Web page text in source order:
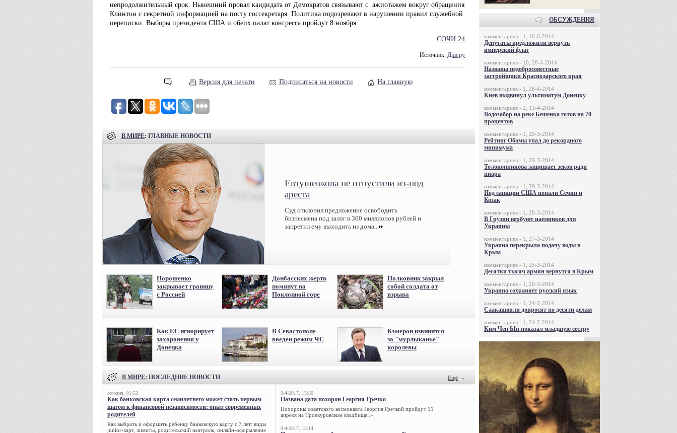
непродолжительный срок. Нынешний провал кандидата от Демократов связывают с ажиотажем вокруг обращения
Клинтон с секретной информацией на посту госсекретаря. Политика подозревают в нарушении правил служебной
переписки. Выборы президента США и обеих палат конгресса пройдут 8 ноября.
СОЧИ 24
Источник: Дни.ру
Версия для печати Подписаться на новости На главную
В МИРЕ: ГЛАВНЫЕ НОВОСТИ
Евтушенкова не отпустили из-под
ареста
Суд отклонил предложение освободить
бизнесмена под залог в 300 миллионов рублей и
запретил ему выходить из дома...
Порошенко
закрывает границу
с Россией
Донбасских жертв
помянут на
Поклонной горе
Полковник закрыл
собой солдата от
взрыва
Как ЕС игнорирует
захоронения у
Донецка
В Севастополе
введен режим ЧС
Кэмерон извинится
за "мурлыканье"
королевы
В МИРЕ: ПОСЛЕДНИЕ НОВОСТИ Ещё →
сегодня, 01:52
Как банковская карта семилетнего может стать первым
шагом к финансовой независимости: опыт современных
родителей
Как выбрать и оформить ребёнку банковскую карту с 7 лет: виды
junior-карт, лимиты, родительский контроль, онлайн-оформление
9-4-2017, 15:30
Названа дата похорон Георгия Гречко
Похороны советского космонавта Георгия Гречкой пройдут 11
апреля на Троекуровском кладбище..»
9-4-2017, 15:14
ОБСУЖДЕНИЯ
комментариев - 1, 16-6-2014
Депутаты предложили вернуть
имперский флаг
комментариев - 10, 28-4-2014
Названы недобросовестные
застройщики Краснодарского края
комментариев - 1, 28-4-2014
Киев выдвинул ультиматум Донецку
комментариев - 2, 13-4-2014
Водозабор на реке Бешенка готов на 70
процентов
комментариев - 1, 29-3-2014
Рейтинг Обамы упал до рекордного
минимума
комментариев - 1, 29-3-2014
Толоконникова защищает зеков ради
пиара
комментариев - 1, 29-3-2014
Под санкции США попали Сечин и
Козак
комментариев - 1, 28-3-2014
В Грузии вербуют наемников для
Украины
комментариев - 1, 27-3-2014
Украина перекрыла подачу воды в
Крым
комментариев - 1, 25-3-2014
Десятки тысяч армян вернутся в Крым
комментариев - 1, 20-3-2014
Украина сохраняет русский язык
комментариев - 1, 24-2-2014
Саакашвили допросят по десяти делам
комментариев - 1, 24-2-2014
Ким Чен Ын показал младшую сестру